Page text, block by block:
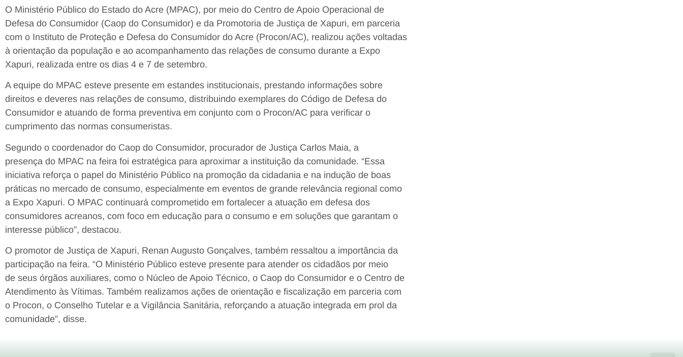
O Ministério Público do Estado do Acre (MPAC), por meio do Centro de Apoio Operacional de
Defesa do Consumidor (Caop do Consumidor) e da Promotoria de Justiça de Xapuri, em parceria
com o Instituto de Proteção e Defesa do Consumidor do Acre (Procon/AC), realizou ações voltadas
à orientação da população e ao acompanhamento das relações de consumo durante a Expo
Xapuri, realizada entre os dias 4 e 7 de setembro.
A equipe do MPAC esteve presente em estandes institucionais, prestando informações sobre
direitos e deveres nas relações de consumo, distribuindo exemplares do Código de Defesa do
Consumidor e atuando de forma preventiva em conjunto com o Procon/AC para verificar o
cumprimento das normas consumeristas.
Segundo o coordenador do Caop do Consumidor, procurador de Justiça Carlos Maia, a
presença do MPAC na feira foi estratégica para aproximar a instituição da comunidade. “Essa
iniciativa reforça o papel do Ministério Público na promoção da cidadania e na indução de boas
práticas no mercado de consumo, especialmente em eventos de grande relevância regional como
a Expo Xapuri. O MPAC continuará comprometido em fortalecer a atuação em defesa dos
consumidores acreanos, com foco em educação para o consumo e em soluções que garantam o
interesse público”, destacou.
O promotor de Justiça de Xapuri, Renan Augusto Gonçalves, também ressaltou a importância da
participação na feira. “O Ministério Público esteve presente para atender os cidadãos por meio
de seus órgãos auxiliares, como o Núcleo de Apoio Técnico, o Caop do Consumidor e o Centro de
Atendimento às Vítimas. Também realizamos ações de orientação e fiscalização em parceria com
o Procon, o Conselho Tutelar e a Vigilância Sanitária, reforçando a atuação integrada em prol da
comunidade”, disse.